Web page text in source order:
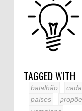
TAGGED WITH
batalhão cada
países
propõe